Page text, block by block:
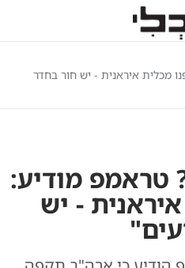
מכלית איראנית - יש חור בחדר
טראמפ מודיע:
- יש